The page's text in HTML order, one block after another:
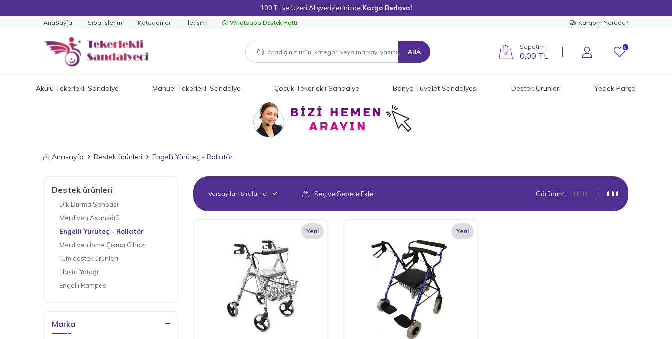
100 TL ve Üzeri Alışverişlerinizde Kargo Bedava!
AnaSayfa Siparişlerim Kategoriler İletişim Whatsapp Destek Hattı Kargom Nerede?
ARA 0
Sepetim
0,00 TL
0
Akülü Tekerlekli Sandalye Manuel Tekerlekli Sandalye Çocuk Tekerlekli Sandalye Banyo Tuvalet Sandalyesi Destek Ürünleri Yedek Parça
Anasayfa Destek ürünleri Engelli Yürüteç - Rollatör
Destek ürünleri
Dik Durma Sehpası
Merdiven Asansörü
Engelli Yürüteç - Rollatör
Merdiven İnme Çıkma Cihazı
Tüm destek ürünleri
Hasta Yatağı
Engelli Rampası
Marka
Seç ve Sepete Ekle Görünüm: |
Yeni Yeni